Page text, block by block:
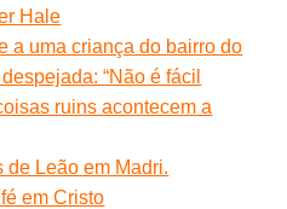
Hale
a uma criança do bairro do
“Não é fácil
ruins acontecem a
de Leão em Madri.
em Cristo